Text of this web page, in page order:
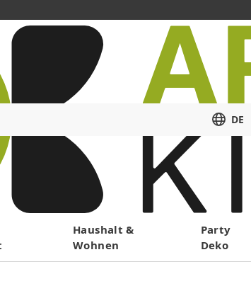
DE
Haushalt &
Wohnen
Party
Deko